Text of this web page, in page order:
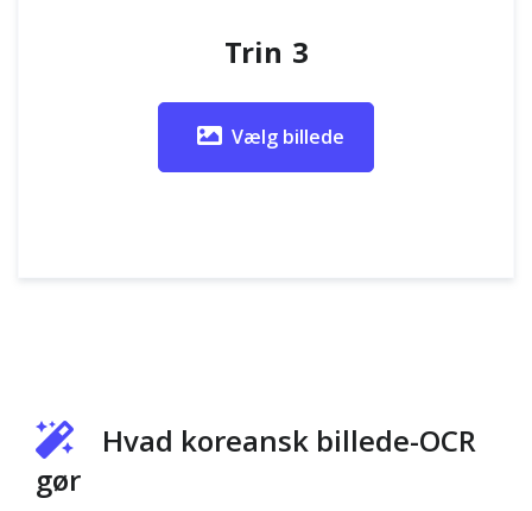
Trin 3
Vælg billede
Hvad koreansk billede-OCR
gør